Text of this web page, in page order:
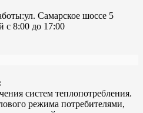
Самарское шоссе 5
с 8:00 до 17:00
систем теплопотребления.
режима потребителями,